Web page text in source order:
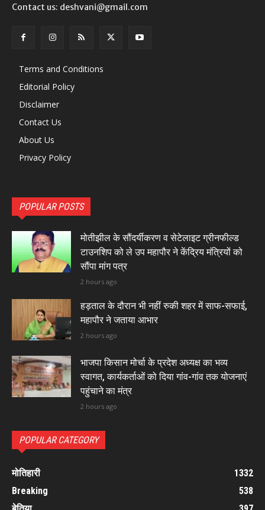
Contact us: deshvani@gmail.com
Terms and Conditions
Editorial Policy
Disclaimer
Contact Us
About Us
Privacy Policy
POPULAR POSTS
मोतीझील के सौंदर्यीकरण व सेटेलाइट ग्रीनफील्ड
टाउनशिप को ले उप महापौर ने केंद्रिय मंत्रियों को
सौंपा मांग पत्र
2 hours ago
हड़ताल के दौरान भी नहीं रुकी शहर में साफ-सफाई,
महापौर ने जताया आभार
2 hours ago
भाजपा किसान मोर्चा के प्रदेश अध्यक्ष का भव्य
स्वागत, कार्यकर्ताओं को दिया गांव-गांव तक योजनाएं
पहुंचाने का मंत्र
2 hours ago
POPULAR CATEGORY
मोतिहारी
1332
Breaking
538